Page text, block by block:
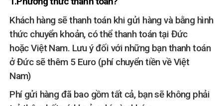
Khách hàng sẽ thanh toán khi gửi hàng và bằng hình
thức chuyển khoản, có thể thanh toán tại Đức
hoặc Việt Nam. Lưu ý đối với những bạn thanh toán
ở Đức sẽ thêm 5 Euro (phí chuyển tiền về Việt
Nam)
Phí gửi hàng đã bao gồm tất cả, bạn sẽ không phải